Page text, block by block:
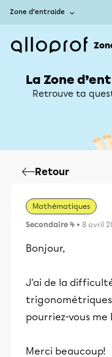
Zone d’entraide
La Zone
Retrouve ta
Retour
Mathématiques
Secondaire 4 • 8 avril
Bonjour,
J'ai de la
pourriez-vous me
Merci beaucoup!